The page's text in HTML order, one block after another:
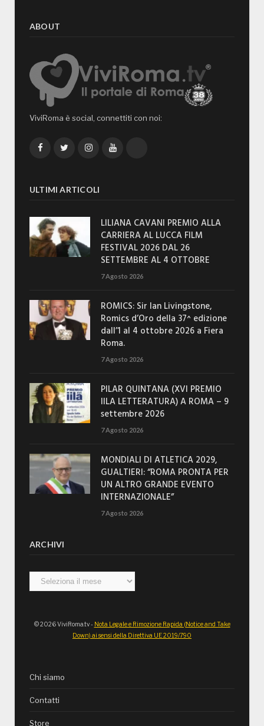
ABOUT
ViviRoma è social, connettiti con noi:
FacebookTwitterInstagramYouTube
ULTIMI ARTICOLI
LILIANA CAVANI PREMIO ALLA
CARRIERA AL LUCCA FILM
FESTIVAL 2026 DAL 26
SETTEMBRE AL 4 OTTOBRE
7 Agosto 2026
ROMICS: Sir Ian Livingstone,
Romics d’Oro della 37^ edizione
dall’1 al 4 ottobre 2026 a Fiera
Roma.
7 Agosto 2026
PILAR QUINTANA (XVI PREMIO
IILA LETTERATURA) A ROMA – 9
settembre 2026
7 Agosto 2026
MONDIALI DI ATLETICA 2029,
GUALTIERI: “ROMA PRONTA PER
UN ALTRO GRANDE EVENTO
INTERNAZIONALE”
7 Agosto 2026
ARCHIVI
Archivi
© 2026 ViviRoma.tv - Nota Legale e Rimozione Rapida (Notice and Take
Down) ai sensi della Direttiva UE 2019/790
Chi siamo
Contatti
Store